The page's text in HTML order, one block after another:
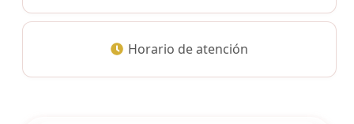
Horario de atención